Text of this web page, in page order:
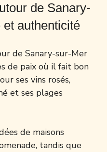
de Sanary-
authenticité
de Sanary-sur-Mer
de paix où il fait bon
ses vins rosés,
et ses plages
de maisons
tandis que